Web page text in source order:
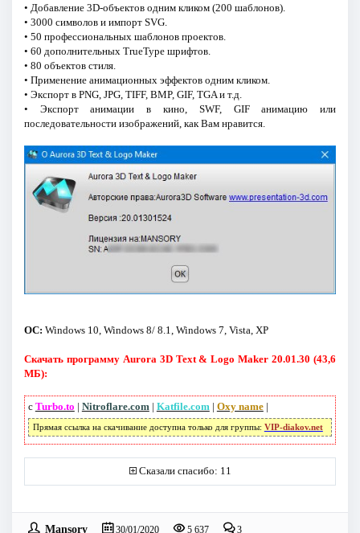
• Добавление 3D-объектов одним кликом (200 шаблонов).
• 3000 символов и импорт SVG.
• 50 профессиональных шаблонов проектов.
• 60 дополнительных TrueType шрифтов.
• 80 объектов стиля.
• Применение анимационных эффектов одним кликом.
• Экспорт в PNG, JPG, TIFF, BMP, GIF, TGA и т.д.
• Экспорт анимации в кино, SWF, GIF анимацию или
последовательности изображений, как Вам нравится.
ОС: Windows 10, Windows 8/ 8.1, Windows 7, Vista, XP
Скачать программу Aurora 3D Text & Logo Maker 20.01.30 (43,6
МБ):
с Turbo.to | Nitroflare.com | Katfile.com | Oxy name|
Прямая ссылка на скачивание доступна только для группы: VIP-diakov.net
Сказали спасибо: 11
Mansory 30/01/2020 5 637 3